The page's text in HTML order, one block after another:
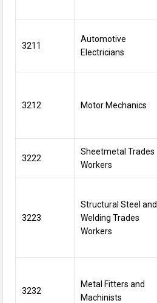
3211
Automotive
Electricians
3212 Motor Mechanics
3222
Sheetmetal Trades
Workers
3223
Structural Steel and
Welding Trades
Workers
3232
Metal Fitters and
Machinists